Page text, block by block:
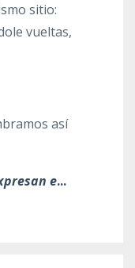
sitio:
vueltas,
así
e...